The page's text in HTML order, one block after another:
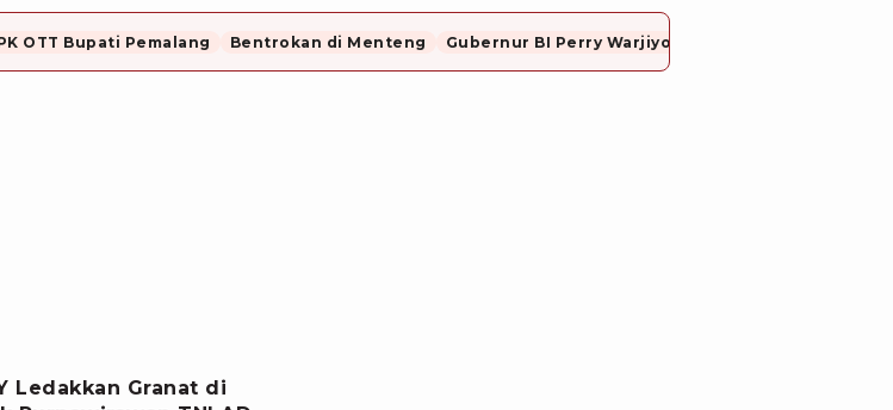
OTT Bupati Pemalang Bentrokan di Menteng Gubernur BI Perry Warjiyo Mundur
Ledakkan Granat di